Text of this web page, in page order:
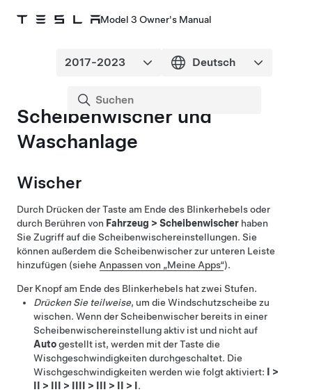
Model 3 Owner's Manual
Scheibenwischer und
Waschanlage
Wischer
Durch Drücken der Taste am Ende des Blinkerhebels oder
durch Berühren von Fahrzeug > Scheibenwischer haben
Sie Zugriff auf die Scheibenwischereinstellungen. Sie
können außerdem die Scheibenwischer zur unteren Leiste
hinzufügen (siehe Anpassen von „Meine Apps“).
Der Knopf am Ende des Blinkerhebels hat zwei Stufen.
Drücken Sie teilweise, um die Windschutzscheibe zu
wischen. Wenn der Scheibenwischer bereits in einer
Scheibenwischereinstellung aktiv ist und nicht auf
Autogestellt ist, werden mit der Taste die
Wischgeschwindigkeiten durchgeschaltet. Die
Wischgeschwindigkeiten werden wie folgt aktiviert:
>
> > > > >
.